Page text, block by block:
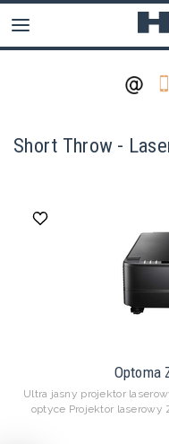
Short Throw -
Optoma
Ultra jasny projektor
optyce Projektor laserowy